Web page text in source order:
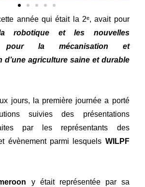
année qui était la 2ᵉ, avait pour
et les nouvelles
pour la mécanisation et
d’une agriculture saine et durable
jours, la première journée a porté
suivies des présentations
par les représentants des
évènement parmi lesquels WILPF
y était représentée par sa